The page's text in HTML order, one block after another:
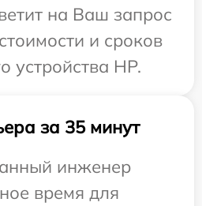
на Ваш запрос
и сроков
устройства HP.
за 35 минут
инженер
время для